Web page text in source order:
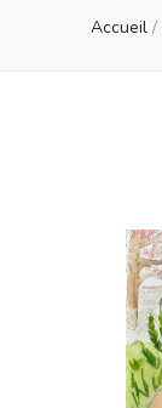
Accueil /